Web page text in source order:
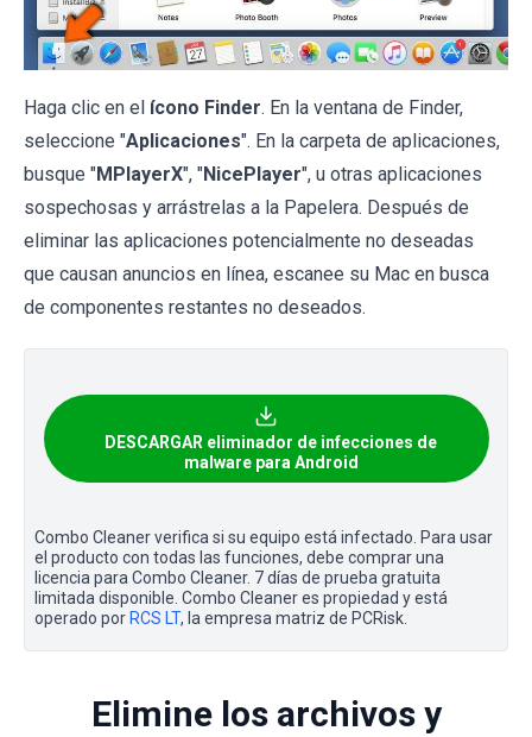
Haga clic en el ícono Finder. En la ventana de Finder,
seleccione "Aplicaciones". En la carpeta de aplicaciones,
busque "MPlayerX", "NicePlayer", u otras aplicaciones
sospechosas y arrástrelas a la Papelera. Después de
eliminar las aplicaciones potencialmente no deseadas
que causan anuncios en línea, escanee su Mac en busca
de componentes restantes no deseados.
DESCARGAR eliminador de infecciones de
malware para Android
Combo Cleaner verifica si su equipo está infectado. Para usar
el producto con todas las funciones, debe comprar una
licencia para Combo Cleaner. 7 días de prueba gratuita
limitada disponible. Combo Cleaner es propiedad y está
operado por RCS LT, la empresa matriz de PCRisk.
Elimine los archivos y